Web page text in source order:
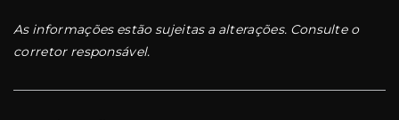
As informações estão sujeitas a alterações. Consulte o
corretor responsável.